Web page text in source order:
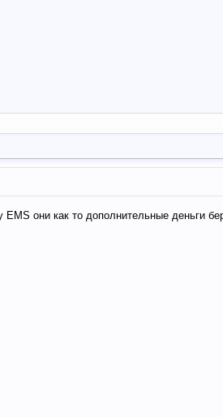
они как то дополнительные деньги